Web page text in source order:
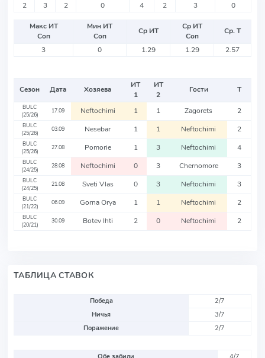
2
3 2 0 4 2 3 0
Макс ИТ
Соп
Мин ИТ
Соп
Ср ИТ
Ср ИТ
Соп
Ср. Т
3
0 1.29 1.29 2.57
Сезон Дата Хозяева
ИТ
1
ИТ
2
Гости Т
BULC
(25/26)
17.09 Neftochimi 1 1 Zagorets 2
BULC
(25/26)
03.09 Nesebar 1 1 Neftochimi 2
BULC
(25/26)
27.08 Pomorie 1 3 Neftochimi 4
BULC
(24/25)
28.08 Neftochimi 0 3 Chernomore 3
BULC
(24/25)
21.08 Sveti Vlas 0 3 Neftochimi 3
BULC
(21/22)
06.09 Gorna Orya 1 1 Neftochimi 2
BULC
(20/21)
30.09 Botev Ihti 2 0 Neftochimi 2
ТАБЛИЦА СТАВОК
Победа
2/7
Ничья
3/7
Поражение
2/7